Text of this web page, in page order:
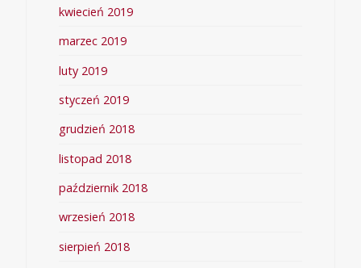
kwiecień 2019
marzec 2019
luty 2019
styczeń 2019
grudzień 2018
listopad 2018
październik 2018
wrzesień 2018
sierpień 2018